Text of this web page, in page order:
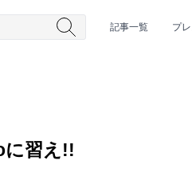
記事一覧 プ
に習え!!